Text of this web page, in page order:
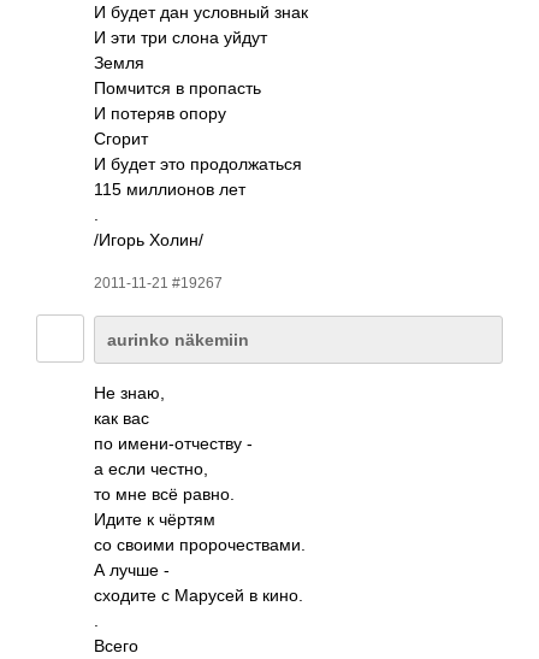
И будет дан усло­вный знак
И эти три слона уйдут
Земля
Помч­ится в проп­асть
И потеряв опору
Сгорит
И будет это прод­олжа­ться
115 милл­ионов лет
/Игорь Холин/
2011-11-21 #19267
aurinko näkemiin
Не знаю,
как вас
по имен­и-от­честву -
а если честно,
то мне всё равно.
Идите к чёртям
со своими прор­очес­твами.
А лучше -
сходите с Марусей в кино.
Всего